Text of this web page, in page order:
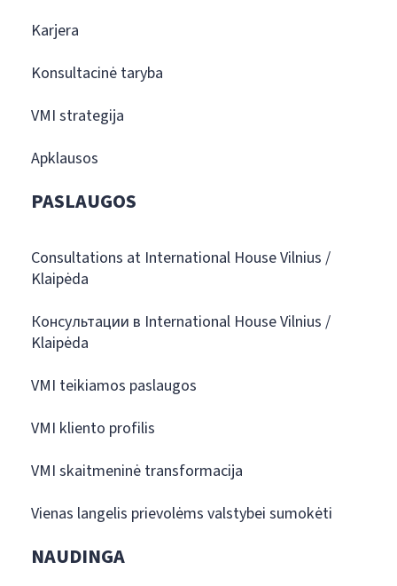
Karjera
Konsultacinė taryba
VMI strategija
Apklausos
PASLAUGOS
Consultations at International House Vilnius /
Klaipėda
Консультации в International House Vilnius /
Klaipėda
VMI teikiamos paslaugos
VMI kliento profilis
VMI skaitmeninė transformacija
Vienas langelis prievolėms valstybei sumokėti
NAUDINGA